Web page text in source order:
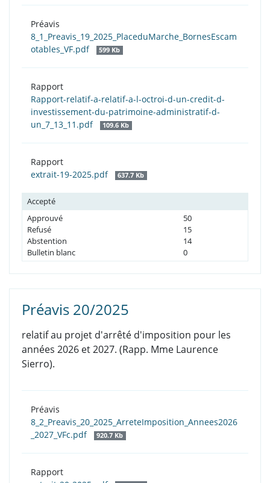
Préavis
8_1_Preavis_19_2025_PlaceduMarche_BornesEscam
otables_VF.pdf
599 Kb
Rapport
Rapport-relatif-a-relatif-a-l-octroi-d-un-credit-d-
investissement-du-patrimoine-administratif-d-
un_7_13_11.pdf
109.6 Kb
Rapport
extrait-19-2025.pdf
637.7 Kb
Accepté
Approuvé
50
Refusé
15
Abstention
14
Bulletin blanc
0
Préavis 20/2025
relatif au projet d'arrêté d'imposition pour les
années 2026 et 2027. (Rapp. Mme Laurence
Sierro).
Préavis
8_2_Preavis_20_2025_ArreteImposition_Annees2026
_2027_VFc.pdf
920.7 Kb
Rapport